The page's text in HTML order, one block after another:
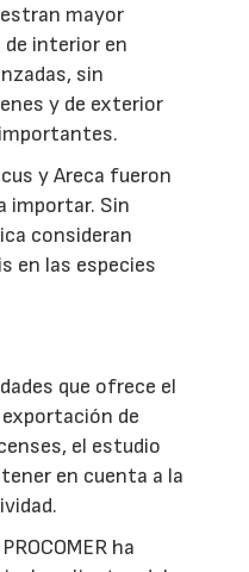
mayor
interior en
sin
y de exterior
y Areca fueron
importar. Sin
consideran
en las especies
que ofrece el
de
el estudio
en cuenta a la
ha